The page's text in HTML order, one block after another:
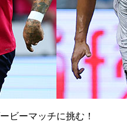
ビーマッチに挑む！